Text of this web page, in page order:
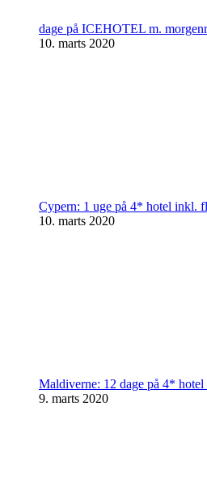
dage på ICEHOTEL m.
10. marts 2020
Cypern: 1 uge på 4* hotel inkl.
10. marts 2020
Maldiverne: 12 dage på 4*
9. marts 2020